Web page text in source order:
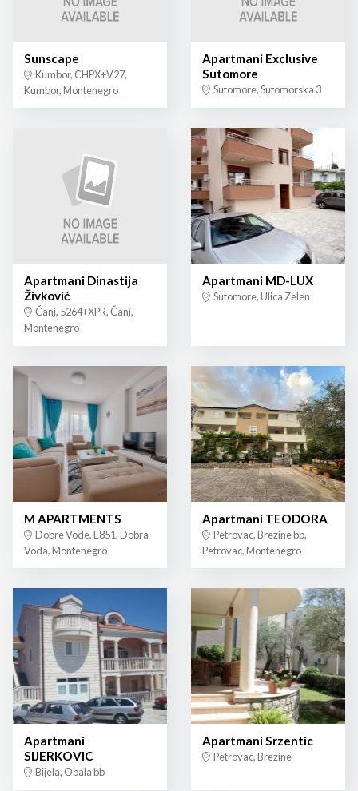
Sunscape
Kumbor, CHPX+V27,
Kumbor, Montenegro
Apartmani Exclusive
Sutomore
Sutomore, Sutomorska 3
Apartmani Dinastija
Živković
Čanj, 5264+XPR, Čanj,
Montenegro
Apartmani MD-LUX
Sutomore, Ulica Zelen
M APARTMENTS
Dobre Vode, E851, Dobra
Voda, Montenegro
Apartmani TEODORA
Petrovac, Brezine bb,
Petrovac, Montenegro
Apartmani
SIJERKOVIC
Bijela, Obala bb
Apartmani Srzentic
Petrovac, Brezine